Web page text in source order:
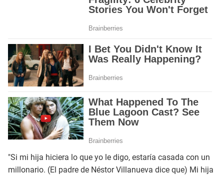
"Si mi hija hiciera lo que yo le digo, estaría casada con un
millonario. (El padre de Néstor Villanueva dice que) Mi hija